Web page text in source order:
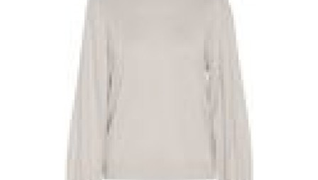
Red Button Turtleneck MoccaMooie coltrui van een zachte
viscosemix leuke prijs - leuke trui - k..